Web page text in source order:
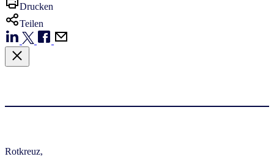
Drucken
Teilen
Rotkreuz,